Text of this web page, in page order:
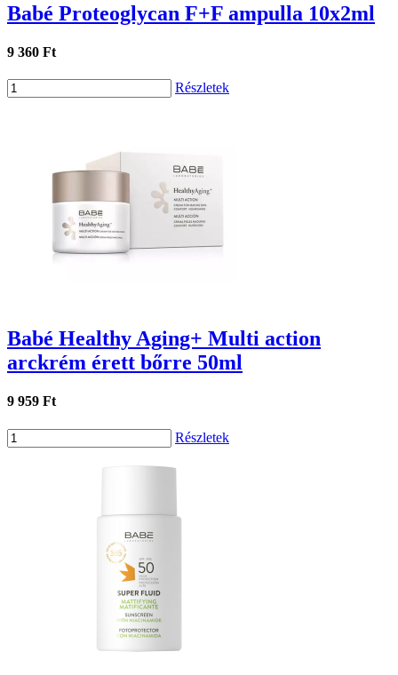
Babé Proteoglycan F+F ampulla 10x2ml
9 360 Ft
Részletek
Babé Healthy Aging+ Multi action
arckrém érett bőrre 50ml
9 959 Ft
Részletek